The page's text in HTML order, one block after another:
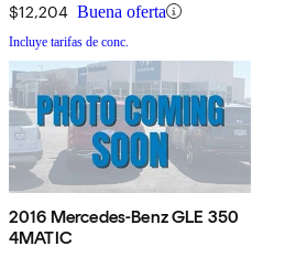
$12,204 Buena oferta
Incluye tarifas de conc.
2016 Mercedes-Benz GLE 350
4MATIC